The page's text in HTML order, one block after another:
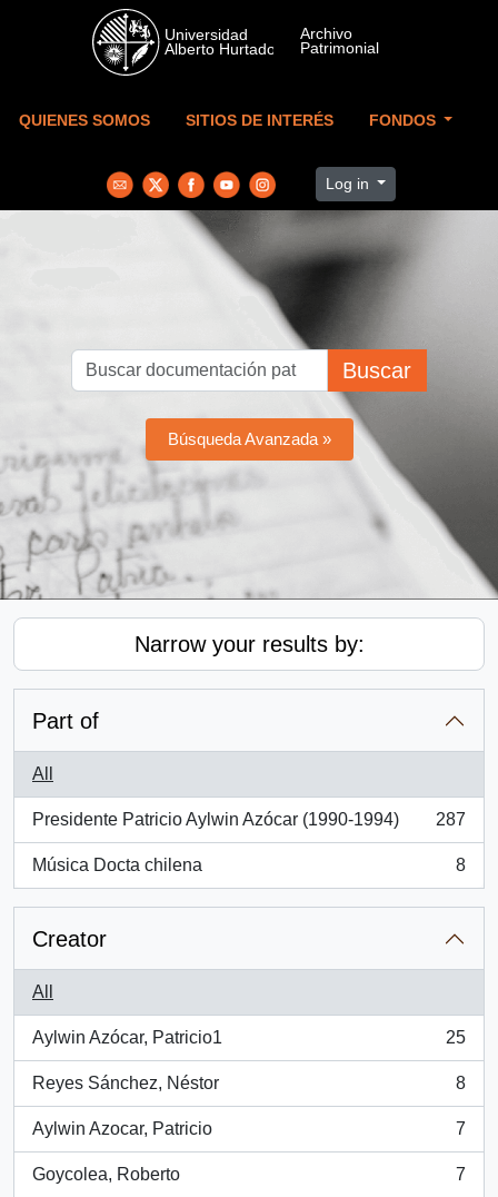
Skip to main content
QUIENES SOMOS SITIOS DE INTERÉS FONDOS
Log in
Buscar
Búsqueda Avanzada »
Narrow your results by:
Part of
All
Presidente Patricio Aylwin Azócar (1990-1994)
, 287 results
287
Música Docta chilena
, 8 results
8
Creator
All
Aylwin Azócar, Patricio1
, 25 results
25
Reyes Sánchez, Néstor
, 8 results
8
Aylwin Azocar, Patricio
, 7 results
7
Goycolea, Roberto
, 7 results
7